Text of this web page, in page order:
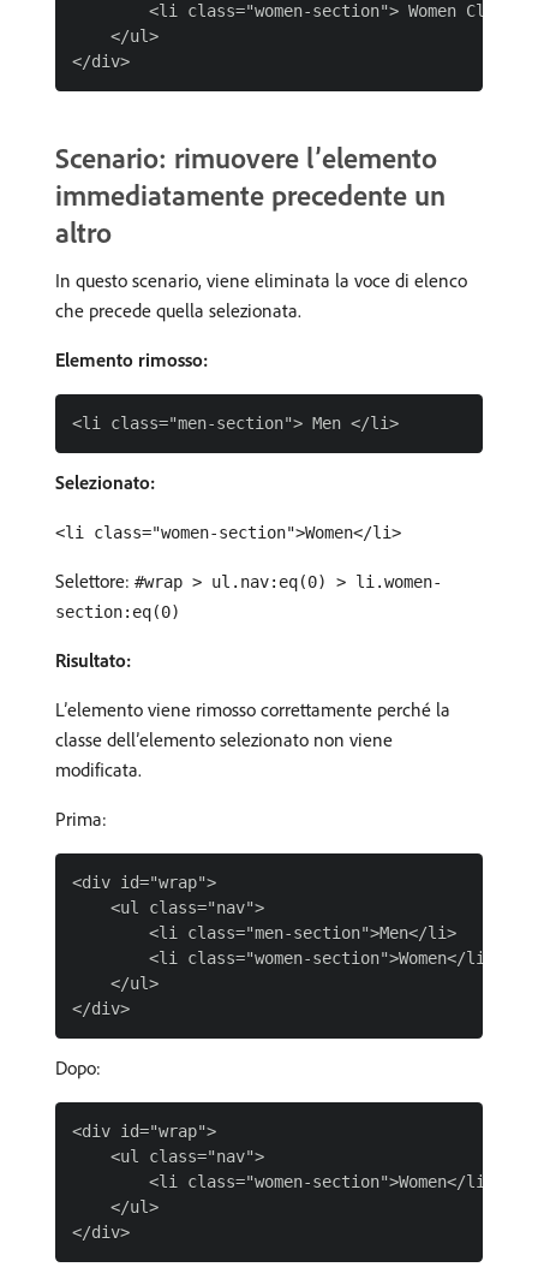
<li class="women-section"> Women
</ul>
Scenario: rimuovere l’elemento
immediatamente precedente un
altro
In questo scenario, viene eliminata la voce di elenco
che precede quella selezionata.
Elemento rimosso:
Selezionato:
<li class="women-section">Women</li>
Selettore: #wrap > ul.nav:eq(0) > li.women-
section:eq(0)
Risultato:
L’elemento viene rimosso correttamente perché la
classe dell’elemento selezionato non viene
modificata.
Prima:
<div id="wrap">
<ul class="nav">
        <li class="men-section">Men</li>
        <li class="women-section">Women</li>
</ul>
Dopo:
<div id="wrap">
<ul class="nav">
        <li class="women-section">Women</li>
</ul>